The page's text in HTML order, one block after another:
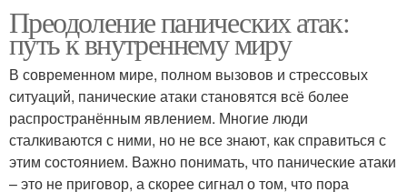
Преодоление панических атак:
путь к внутреннему миру
В современном мире, полном вызовов и стрессовых
ситуаций, панические атаки становятся всё более
распространённым явлением. Многие люди
сталкиваются с ними, но не все знают, как справиться с
этим состоянием. Важно понимать, что панические атаки
– это не приговор, а скорее сигнал о том, что пора